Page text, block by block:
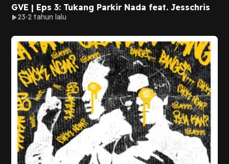
GVE | Eps 3: Tukang Parkir Nada feat. Jesschris
23 2 tahun lalu